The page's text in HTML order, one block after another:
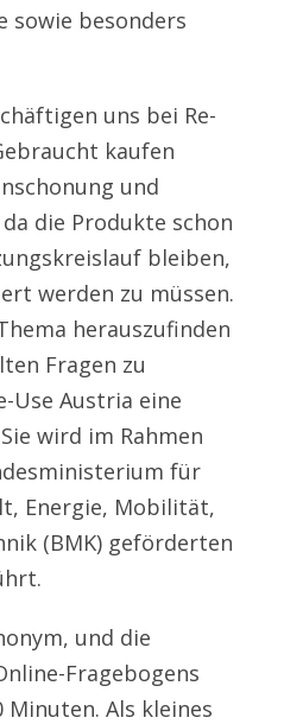
sowie besonders
uns bei Re-
kaufen
und
die Produkte schon
bleiben,
werden zu müssen.
herauszufinden
Fragen zu
Use Austria eine
wird im Rahmen
für
Energie, Mobilität,
(BMK) geförderten
und die
Fragebogens
Als kleines